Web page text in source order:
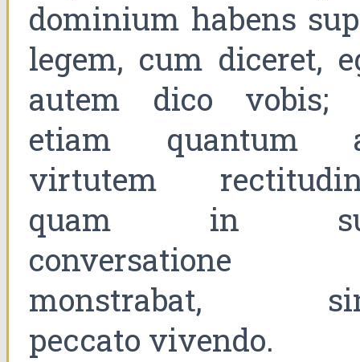
dominium habens
legem, cum diceret,
autem dico vobis;
etiam quantum
virtutem
quam in
conversatione
monstrabat,
peccato vivendo.